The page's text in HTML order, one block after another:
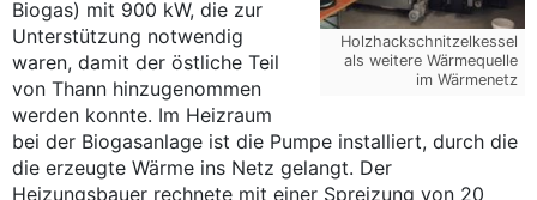
Holzhackschnitzelkessel
als weitere Wärmequelle
im Wärmenetz
Biogas) mit 900 kW, die zur
Unterstützung notwendig
waren, damit der östliche Teil
von Thann hinzugenommen
werden konnte. Im Heizraum
bei der Biogasanlage ist die Pumpe installiert, durch die
die erzeugte Wärme ins Netz gelangt. Der
Heizungsbauer rechnete mit einer Spreizung von 20